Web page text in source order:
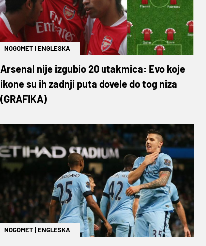
NOGOMET|ENGLESKA
Arsenal nije izgubio 20 utakmica: Evo koje
ikone su ih zadnji puta dovele do tog niza
(GRAFIKA)
NOGOMET|ENGLESKA